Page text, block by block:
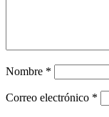
Nombre *
Correo electrónico *